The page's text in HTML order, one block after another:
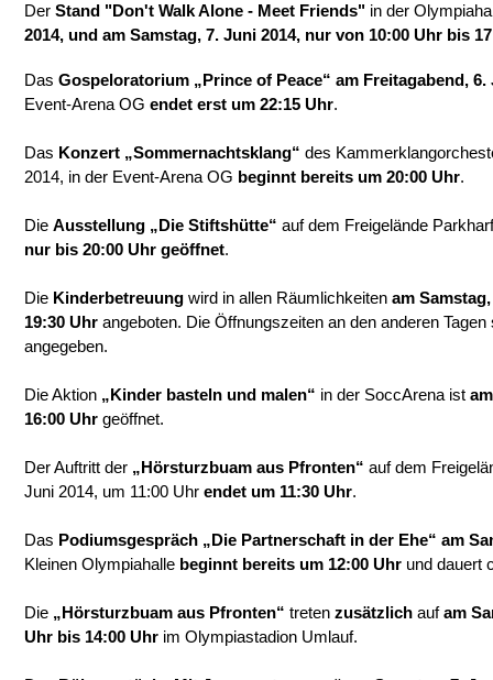
Der Stand "Don't Walk Alone - Meet Friends" in der
2014, und am Samstag, 7. Juni 2014, nur von 10:00 Uhr bis
Das Gospeloratorium „Prince of Peace“ am Freitagabend, 6.
Event-Arena OG endet erst um 22:15 Uhr.
Das Konzert „Sommernachtsklang“ des
2014, in der Event-Arena OG beginnt bereits um 20:00 Uhr.
Die Ausstellung „Die Stiftshütte“ auf dem Freigelände
nur bis 20:00 Uhr geöffnet.
Die Kinderbetreuung wird in allen Räumlichkeiten am
19:30 Uhr angeboten. Die Öffnungszeiten an den anderen
angegeben.
Die Aktion „Kinder basteln und malen“ in der SoccArena ist
16:00 Uhr geöffnet.
Der Auftritt der „Hörsturzbuam aus Pfronten“ auf dem
Juni 2014, um 11:00 Uhr endet um 11:30 Uhr.
Das Podiumsgespräch „Die Partnerschaft in der Ehe“ am
Kleinen Olympiahalle beginnt bereits um 12:00 Uhr und dauert
Die „Hörsturzbuam aus Pfronten“ treten zusätzlich aufam
Uhr bis 14:00 Uhr im Olympiastadion Umlauf.